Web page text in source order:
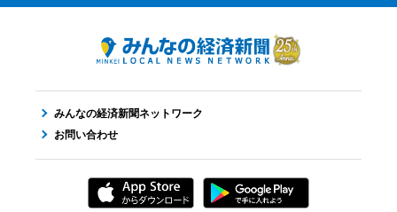
みんなの経済新聞ネットワーク
お問い合わせ